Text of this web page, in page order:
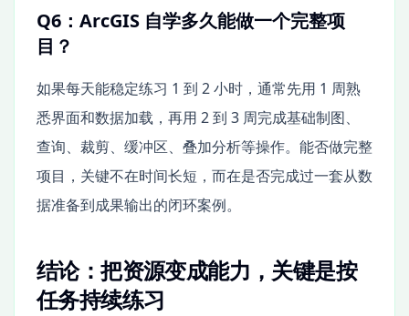
Q6：ArcGIS 自学多久能做一个完整项
目？
如果每天能稳定练习 1 到 2 小时，通常先用 1 周熟
悉界面和数据加载，再用 2 到 3 周完成基础制图、
查询、裁剪、缓冲区、叠加分析等操作。能否做完整
项目，关键不在时间长短，而在是否完成过一套从数
据准备到成果输出的闭环案例。
结论：把资源变成能力，关键是按
任务持续练习